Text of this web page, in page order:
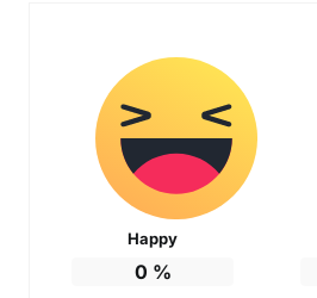
Happy
0 %